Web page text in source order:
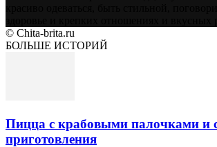
© Chita-brita.ru
БОЛЬШЕ ИСТОРИЙ
Пицца с крабовыми палочками и
приготовления